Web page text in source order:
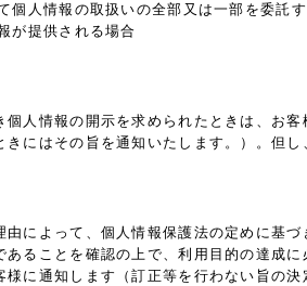
個人情報の取扱いの全部又は一部を委託
が提供される場合
人情報の開示を求められたときは、お
にはその旨を通知いたします。）。但
によって、個人情報保護法の定めに基
ることを確認の上で、利用目的の達成
に通知します（訂正等を行わない旨の